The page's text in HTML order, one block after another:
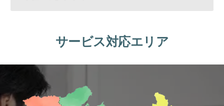
サービス対応エリア